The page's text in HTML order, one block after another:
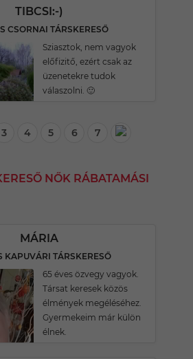
TIBCSI:-)
CSORNAI TÁRSKERESŐ
Sziasztok, nem vagyok
előfizitő, ezért csak az
üzenetekre tudok
válaszolni. 🙂
3 4 5 6 7
NŐK RÁBATAMÁSI
MÁRIA
KAPUVÁRI TÁRSKERESŐ
65 éves özvegy vagyok.
Társat keresek közös
élmények megéléséhez.
Gyermekeim már külön
élnek.